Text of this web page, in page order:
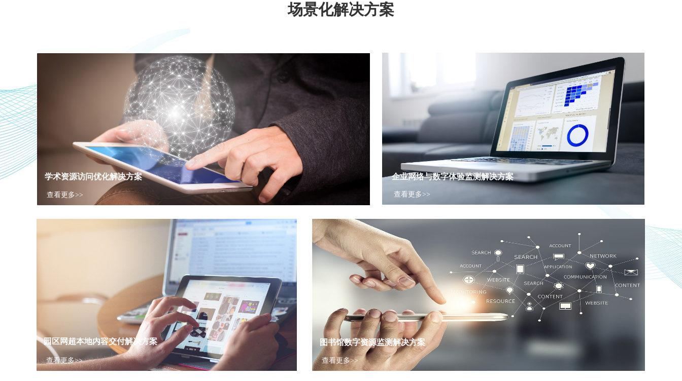
场景化解决方案
学术资源访问优化解决方案
查看更多>>
企业网络与数字体验监测解决方案
查看更多>>
园区网超本地内容交付解决方案
查看更多>>
图书馆数字资源监测解决方案
查看更多>>